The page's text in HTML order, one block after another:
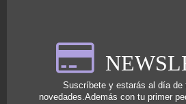
Suscríbete y estarás al día de
novedades.Además con tu primer